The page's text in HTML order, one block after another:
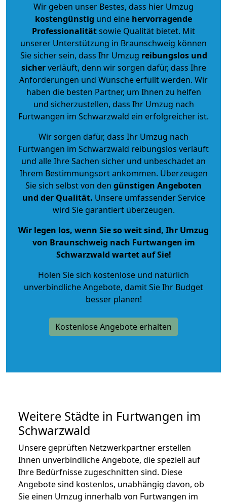
Wir geben unser Bestes, dass hier Umzug
kostengünstig und eine hervorragende
Professionalitätsowie Qualität bietet. Mit
unserer Unterstützung in Braunschweig können
Sie sicher sein, dass Ihr Umzug reibungslos und
sicherverläuft, denn wir sorgen dafür, dass Ihre
Anforderungen und Wünsche erfüllt werden. Wir
haben die besten Partner, um Ihnen zu helfen
und sicherzustellen, dass Ihr Umzug nach
Furtwangen im Schwarzwald ein erfolgreicher ist.
Wir sorgen dafür, dass Ihr Umzug nach
Furtwangen im Schwarzwald reibungslos verläuft
und alle Ihre Sachen sicher und unbeschadet an
Ihrem Bestimmungsort ankommen. Überzeugen
Sie sich selbst von den günstigen Angeboten
und der Qualität. Unsere umfassender Service
wird Sie garantiert überzeugen.
Wir legen los, wenn Sie so weit sind, Ihr Umzug
von Braunschweig nach Furtwangen im
Schwarzwald wartet auf Sie!
Holen Sie sich kostenlose und natürlich
unverbindliche Angebote, damit Sie Ihr Budget
besser planen!
Kostenlose Angebote erhalten
Weitere Städte in Furtwangen im
Schwarzwald
Unsere geprüften Netzwerkpartner erstellen
Ihnen unverbindliche Angebote, die speziell auf
Ihre Bedürfnisse zugeschnitten sind. Diese
Angebote sind kostenlos, unabhängig davon, ob
Sie einen Umzug innerhalb von Furtwangen im